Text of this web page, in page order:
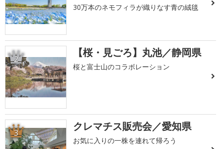
30万本のネモフィラが織りなす青の絨毯
2 【桜・見ごろ】丸池／静岡県
桜と富士山のコラボレーション
3 クレマチス販売会／愛知県
お気に入りの一株を連れて帰ろう